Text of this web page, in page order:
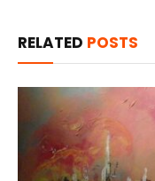
RELATED POSTS